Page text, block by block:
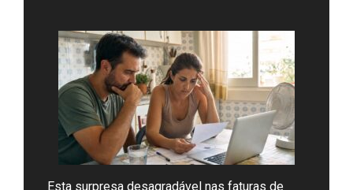
Esta surpresa desagradável nas faturas de